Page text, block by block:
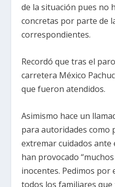
de la situación pues no
concretas por parte de
correspondientes.
Recordó que tras el
carretera México
que fueron atendidos.
Asimismo hace un
para autoridades como
extremar cuidados ante
han provocado
inocentes. Pedimos por
todos los familiares